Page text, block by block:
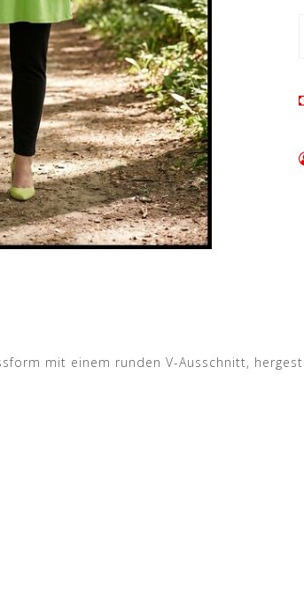
mit einem runden V-Ausschnitt,